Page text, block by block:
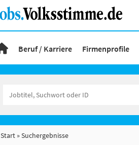
Beruf / Karriere Firmenprofile
Start Suchergebnisse